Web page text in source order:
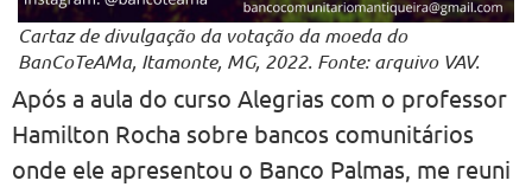
Cartaz de divulgação da votação da moeda do
BanCoTeAMa, Itamonte, MG, 2022. Fonte: arquivo VAV.
Após a aula do curso Alegrias com o professor
Hamilton Rocha sobre bancos comunitários
onde ele apresentou o Banco Palmas, me reuni